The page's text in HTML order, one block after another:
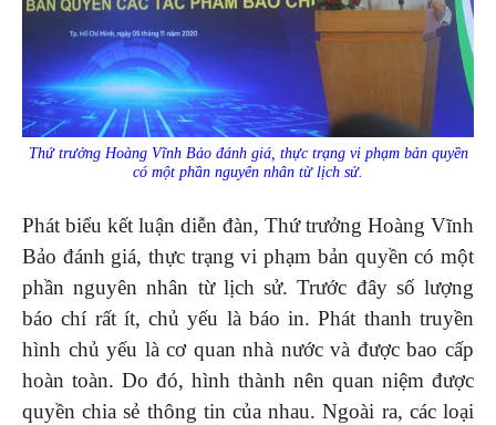
Thứ trưởng Hoàng Vĩnh Bảo đánh giá, thực trạng vi phạm bản quyền
có một phần nguyên nhân từ lịch sử.
Phát biểu kết luận diễn đàn, Thứ trưởng Hoàng Vĩnh
Bảo đánh giá, thực trạng vi phạm bản quyền có một
phần nguyên nhân từ lịch sử. Trước đây số lượng
báo chí rất ít, chủ yếu là báo in. Phát thanh truyền
hình chủ yếu là cơ quan nhà nước và được bao cấp
hoàn toàn. Do đó, hình thành nên quan niệm được
quyền chia sẻ thông tin của nhau. Ngoài ra, các loại